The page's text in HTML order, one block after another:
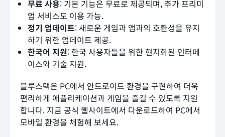
무료 사용: 기본 기능은 무료로 제공되며, 추가 프리미
엄 서비스도 이용 가능.
정기 업데이트: 새로운 게임과 앱과의 호환성을 유지
하기 위한 업데이트 제공.
한국어 지원: 한국 사용자들을 위한 현지화된 인터페
이스와 기술 지원.
블루스택은 PC에서 안드로이드 환경을 구현하여 더욱
편리하게 애플리케이션과 게임을 즐길 수 있도록 지원
합니다. 지금 공식 웹사이트에서 다운로드하여 PC에서
모바일 환경을 체험해 보세요.